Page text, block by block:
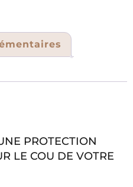
PROTECTION
LE COU DE VOTRE